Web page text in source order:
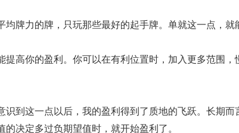
牌力的牌，只玩那些最好的起手牌。单就这一点，就
高你的盈利。你可以在有利位置时，加入更多范围，
到这一点以后，我的盈利得到了质地的飞跃。长期而
决定多过负期望值时，就开始盈利了。